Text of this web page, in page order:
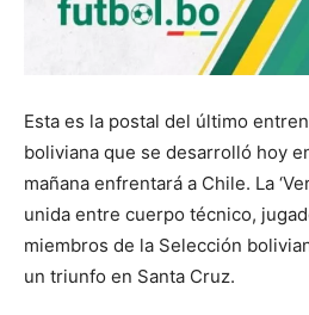
Esta es la postal del último
boliviana que se desarrolló hoy
mañana enfrentará a Chile. La
unida entre cuerpo técnico,
miembros de la Selección
un triunfo en Santa Cruz.